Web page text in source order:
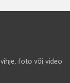
foto või video